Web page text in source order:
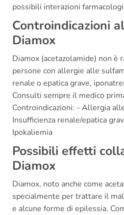
possibili interazioni
Controindicazioni
Diamox
Diamox (acetazolamide) non è
persone con allergie alle
renale o epatica grave,
Consulti sempre il medico
Controindicazioni: - Allergia
Insufficienza renale/epatica
Ipokaliemia
Possibili effetti
Diamox
Diamox, noto anche come
specialmente per trattare il
e alcune forme di epilessia.